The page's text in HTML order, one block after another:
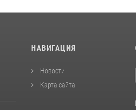
НАВИГАЦИЯ
Новости
Карта сайта